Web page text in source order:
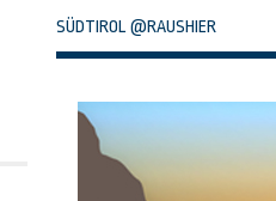
SÜDTIROL @RAUSHIER